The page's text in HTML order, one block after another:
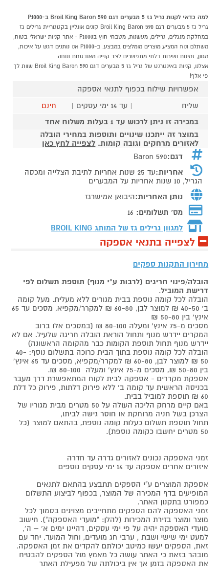
למה כדאי לקנות גריל גז 5 מבערים דגם Broil King Baron 590 ב-P1000
גריל גז 5 מבערים דגם Broil King Baron 590 קונים אונליין בקטגוריית גרילים גז
במחלקת מנגלים, גרילים, מעשנות, מטבחי חוץ בP1000 - אתר קניות ישראלי בטוח,
משתלם ונוח המציע מוצרים מומלצים במבצע. ב-P1000 אנו נותנים דגש על איכות,
מגוון, זמינות ושירות בלתי מתפשרים לצד קנייה מאובטחת ונוחה.
אצלנו, קניות באינטרנט של גריל גז 5 מבערים דגם Broil King Baron 590 שוות לך
פי אלף!
אפשרויות שילוח בכפוף לתנאי אספקה
שליח
| עד 14 ימי עסקים |
חינם
במכירה זו ניתן לרכוש עד 1 בעלות משלוח אחד
במוצר זה ייתכנו שינויים ותוספות במחירי הובלה
לאזורים מרחקים וגובה קומות. לצפייה לחץ כאן
דגם:Baron 590
אחריות:
עד 25 שנות אחריות לתיבת הצלייה ומכסה
הגריל, 10 שנות אחריות על המבערים
נותן האחריות:היבואן אמישרגז
מס' תשלומים: 16
למגוון גרילים גז של המותג BROIL KING
לצפייה בתנאי אספקה
מחירון התקנות ספקים
הובלה/פינוי חריגים (לרבות ע"י מנוף) תוספת תשלום לפי
דרישת המוביל.
הובלה לכל קומה נוספת בבית מגורים ללא מעלית. מעל קומה
ב' 40-50 ₪ למוצר לבן, 60-80 ₪ למקרר/מקפיא, מסכים עד 65
אינץ' בין 50-80 ₪
מסכים מ-75 אינץ' ומעלה 80-100 ₪ (במסכים אלו ברוב
המקרים יידרש מנוף ותחול הוראת הובלה חריגה שלעיל. אם לא
יידרש מנוף תחול תוספת הקומות כבר מהקומה הראשונה)
הובלה לכל קומה נוספת בתוך הבית כרוכה בתשלום נוסף: 40-
50 ₪ למוצר לבן, 60-80 ₪ למקרר/מקפיא, מסכים עד 65 אינץ'
בין 50-80 ₪, מסכים מ-75 אינץ' ומעלה 80-100 ₪.
אספקת מקררים - אספקה לבית לקוח המתאפשרת דרך מעבר
בכניסה הראשית עד קומה ב' ללא פירוק דלתות, פירוק כל דלת
60 ₪ תוספת למוביל בבית.
באם קיים מרחק הליכה העולה על 50 מטרים מבית מגוריו של
הצרכן בשל חניה מרוחקת או חוסר גישה לביתו,
תחול תוספת תשלום כעלות קומה נוספת, בהתאם למוצר (כל
50 מטרים יחשבו כקומה נוספת).
זמני האספקה נכונים לאזורים גדרה עד חדרה
איזורים אחרים אספקה עד 14 ימי עסקים נוספים
אספקת המוצרים ע"י הספקים תתבצע בהתאם לתנאים
המופיעים בדף המכירה של המוצר, בכפוף לביצוע התשלום
כמפורט בתקנון האתר.
זמני האספקה להם הספקים מתחייבים מצוינים בסמוך לכל
מוצר ומוצר בזירת המכירות (להלן: "מועדי האספקה"). חישוב
מועדי האספקה יהיה על פי ימי עסקים, דהיינו ימים א' – ה',
למעט ימי שישי ושבת , ערבי חג מועדים, וחול המועד. יחד עם
זאת, הספקים יעשו כמיטב יכולתם להקדים את זמן האספקה.
מובהר בזאת כי האתר עושה כל מאמץ מול הספקים להבטיח
את האספקה בזמן אך אין ביכולתה של מפעילת האתר